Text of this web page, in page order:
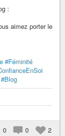
:
aimez porter le
#Féminité
#Blog
0 0 2